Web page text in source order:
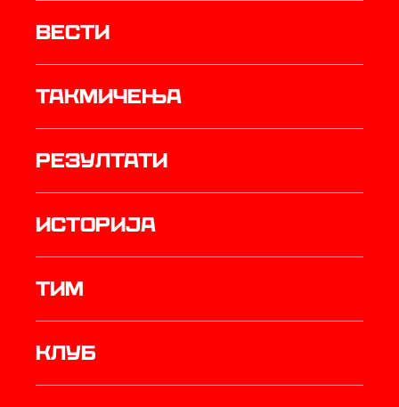
Вести
Такмичења
резултати
историја
ТИМ
Клуб